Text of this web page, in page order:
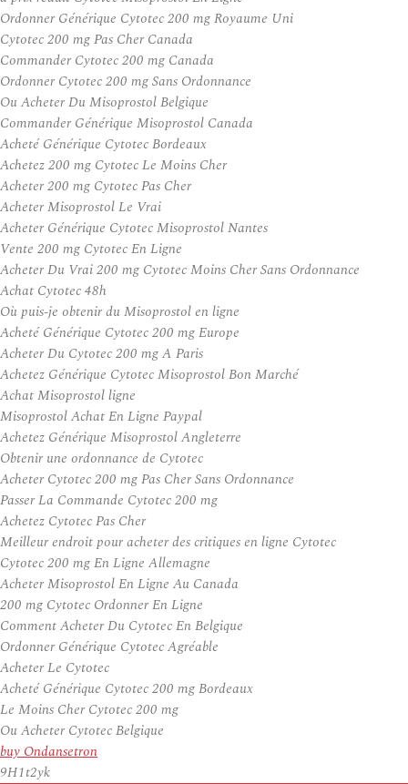
Ordonner Générique Cytotec 200 mg Royaume Uni
Cytotec 200 mg Pas Cher Canada
Commander Cytotec 200 mg Canada
Ordonner Cytotec 200 mg Sans Ordonnance
Ou Acheter Du Misoprostol Belgique
Commander Générique Misoprostol Canada
Acheté Générique Cytotec Bordeaux
Achetez 200 mg Cytotec Le Moins Cher
Acheter 200 mg Cytotec Pas Cher
Acheter Misoprostol Le Vrai
Acheter Générique Cytotec Misoprostol Nantes
Vente 200 mg Cytotec En Ligne
Acheter Du Vrai 200 mg Cytotec Moins Cher Sans Ordonnance
Achat Cytotec 48h
Où puis-je obtenir du Misoprostol en ligne
Acheté Générique Cytotec 200 mg Europe
Acheter Du Cytotec 200 mg A Paris
Achetez Générique Cytotec Misoprostol Bon Marché
Achat Misoprostol ligne
Misoprostol Achat En Ligne Paypal
Achetez Générique Misoprostol Angleterre
Obtenir une ordonnance de Cytotec
Acheter Cytotec 200 mg Pas Cher Sans Ordonnance
Passer La Commande Cytotec 200 mg
Achetez Cytotec Pas Cher
Meilleur endroit pour acheter des critiques en ligne Cytotec
Cytotec 200 mg En Ligne Allemagne
Acheter Misoprostol En Ligne Au Canada
200 mg Cytotec Ordonner En Ligne
Comment Acheter Du Cytotec En Belgique
Ordonner Générique Cytotec Agréable
Acheter Le Cytotec
Acheté Générique Cytotec 200 mg Bordeaux
Le Moins Cher Cytotec 200 mg
Ou Acheter Cytotec Belgique
buy Ondansetron
9H1t2yk